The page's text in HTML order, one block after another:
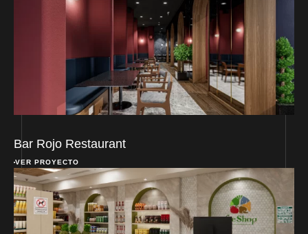
Bar Rojo Restaurant
VER PROYECTO